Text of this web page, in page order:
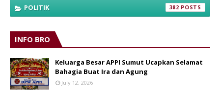
POLITIK 382
INFO BRO
Keluarga Besar APPI Sumut Ucapkan Selamat
Bahagia Buat Ira dan Agung
July 12, 2026